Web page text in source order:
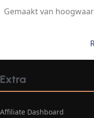
Gemaakt van
Extra
Affiliate Dashboard